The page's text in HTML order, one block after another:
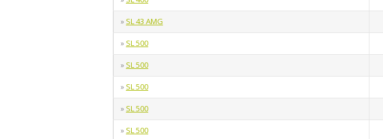
» SL 43 AMG
» SL 500
» SL 500
» SL 500
» SL 500
» SL 500